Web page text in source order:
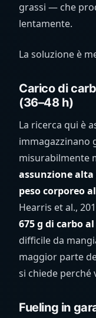
grassi — che
lentamente.
La soluzione è
Carico di
(36–48 h)
La ricerca qui è
immagazzinano
misurabilmente
assunzione alta
peso corporeo
Hearris et al.,
675 g di carbo
difficile da
maggior parte
si chiede perché
Fueling in